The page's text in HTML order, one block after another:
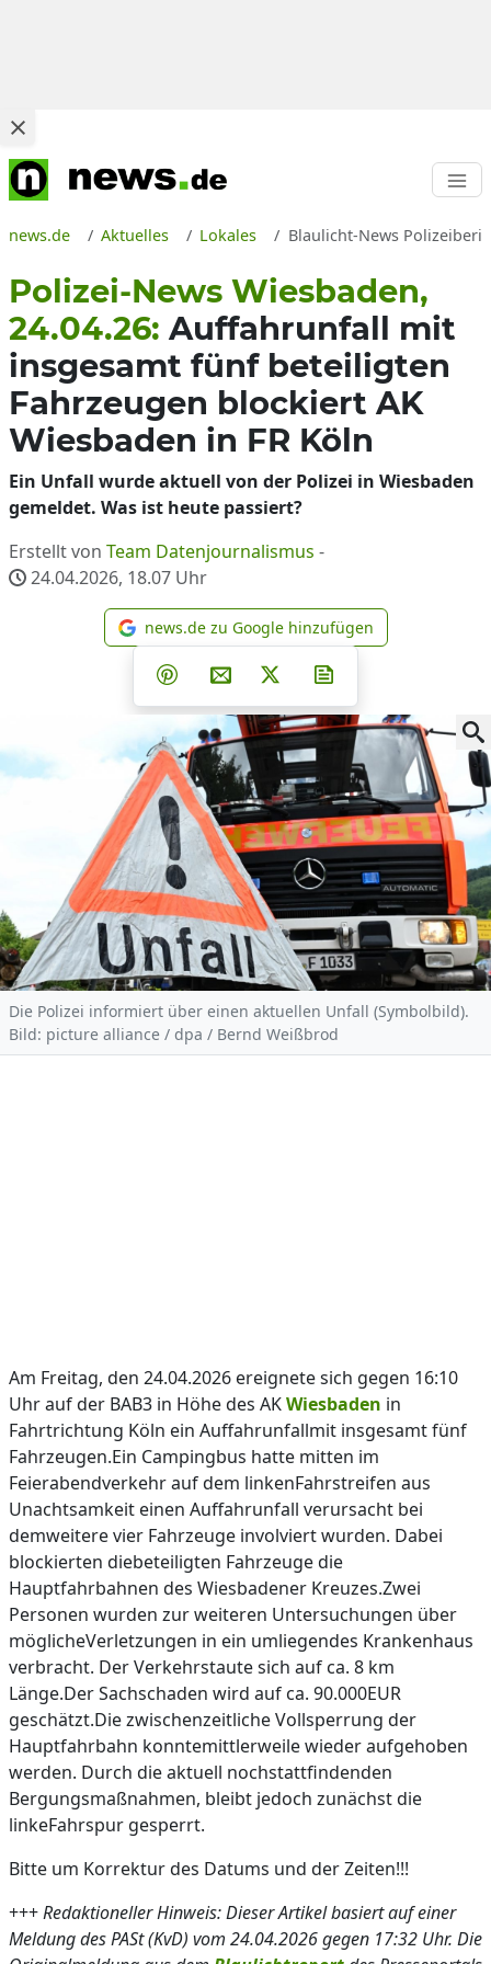
news.de Aktuelles Lokales Blaulicht-News
Polizei-News Wiesbaden,
24.04.26: Auffahrunfall mit
insgesamt fünf beteiligten
Fahrzeugen blockiert AK
Wiesbaden in FR Köln
Ein Unfall wurde aktuell von der Polizei in Wiesbaden
gemeldet. Was ist heute passiert?
Erstellt von Team Datenjournalismus -
24.04.2026, 18.07 Uhr
news.de zu Google
news.de zu Google hinzufügen
Teilen auf Facebook
Teilen auf Whatsapp
Teilen auf Telegram
Teilen auf Pinterest
Per E-Mail teilen
Post auf X
Die Polizei informiert über einen aktuellen Unfall (Symbolbild).
Bild: picture alliance / dpa / Bernd Weißbrod
Am Freitag, den 24.04.2026 ereignete sich gegen 16:10
Uhr auf der BAB3 in Höhe des AKWiesbaden in
Fahrtrichtung Köln ein Auffahrunfallmit insgesamt fünf
Fahrzeugen.Ein Campingbus hatte mitten im
Feierabendverkehr auf dem linkenFahrstreifen aus
Unachtsamkeit einen Auffahrunfall verursacht bei
demweitere vier Fahrzeuge involviert wurden. Dabei
blockierten diebeteiligten Fahrzeuge die
Hauptfahrbahnen des Wiesbadener Kreuzes.Zwei
Personen wurden zur weiteren Untersuchungen über
möglicheVerletzungen in ein umliegendes Krankenhaus
verbracht. Der Verkehrstaute sich auf ca. 8 km
Länge.Der Sachschaden wird auf ca. 90.000EUR
geschätzt.Die zwischenzeitliche Vollsperrung der
Hauptfahrbahn konntemittlerweile wieder aufgehoben
werden. Durch die aktuell nochstattfindenden
Bergungsmaßnahmen, bleibt jedoch zunächst die
linkeFahrspur gesperrt.
Bitte um Korrektur des Datums und der Zeiten!!!
+++Redaktioneller Hinweis: Dieser Artikel basiert auf einer
Meldung des PASt (KvD) vom 24.04.2026 gegen 17:32 Uhr. Die